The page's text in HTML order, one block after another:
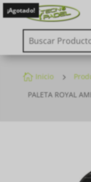
¡Agotado!
 Inicio 5
PALETA ROYAL